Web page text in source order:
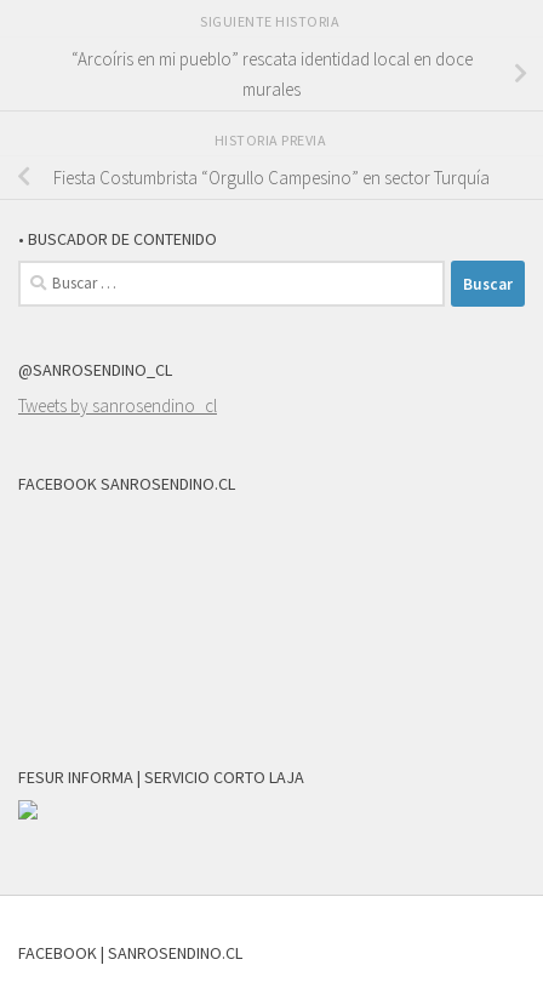
SIGUIENTE HISTORIA
“Arcoíris en mi pueblo” rescata identidad local en doce
murales
HISTORIA PREVIA
Fiesta Costumbrista “Orgullo Campesino” en sector Turquía
• BUSCADOR DE CONTENIDO
Buscar:
@SANROSENDINO_CL
Tweets by sanrosendino_cl
FACEBOOK SANROSENDINO.CL
FESUR INFORMA | SERVICIO CORTO LAJA
FACEBOOK | SANROSENDINO.CL